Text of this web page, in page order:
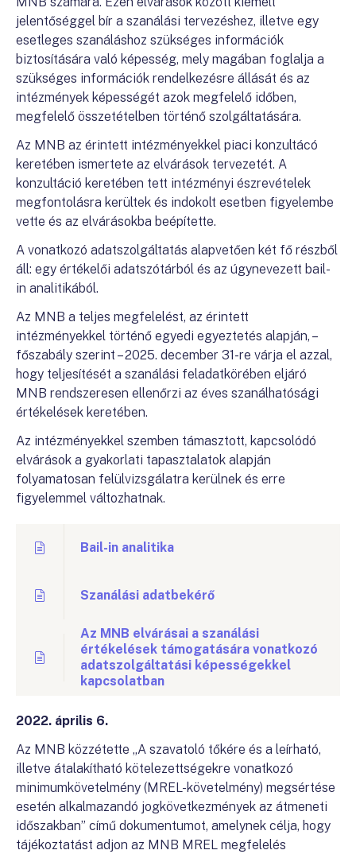
jelentőséggel bír a szanálási tervezéshez, illetve egy
esetleges szanáláshoz szükséges információk
biztosítására való képesség, mely magában foglalja a
szükséges információk rendelkezésre állását és az
intézmények képességét azok megfelelő időben,
megfelelő összetételben történő szolgáltatására.
Az MNB az érintett intézményekkel piaci konzultácó
keretében ismertete az elvárások tervezetét. A
konzultáció keretében tett intézményi észrevételek
megfontolásra kerültek és indokolt esetben figyelembe
vette és az elvárásokba beépítette.
A vonatkozó adatszolgáltatás alapvetően két fő részből
áll: egy értékelői adatszótárból és az úgynevezett bail-
in analitikából.
Az MNB a teljes megfelelést, az érintett
intézményekkel történő egyedi egyeztetés alapján, –
főszabály szerint – 2025. december 31-re várja el azzal,
hogy teljesítését a szanálási feladatkörében eljáró
MNB rendszeresen ellenőrzi az éves szanálhatósági
értékelések keretében.
Az intézményekkel szemben támasztott, kapcsolódó
elvárások a gyakorlati tapasztalatok alapján
folyamatosan felülvizsgálatra kerülnek és erre
figyelemmel változhatnak.
Bail-in analitika
Szanálási adatbekérő
Az MNB elvárásai a szanálási
értékelések támogatására vonatkozó
adatszolgáltatási képességekkel
kapcsolatban
2022. április 6.
Az MNB közzétette „A szavatoló tőkére és a leírható,
illetve átalakítható kötelezettségekre vonatkozó
minimumkövetelmény (MREL-követelmény) megsértése
esetén alkalmazandó jogkövetkezmények az átmeneti
időszakban” című dokumentumot, amelynek célja, hogy
tájékoztatást adjon az MNB MREL megfelelés